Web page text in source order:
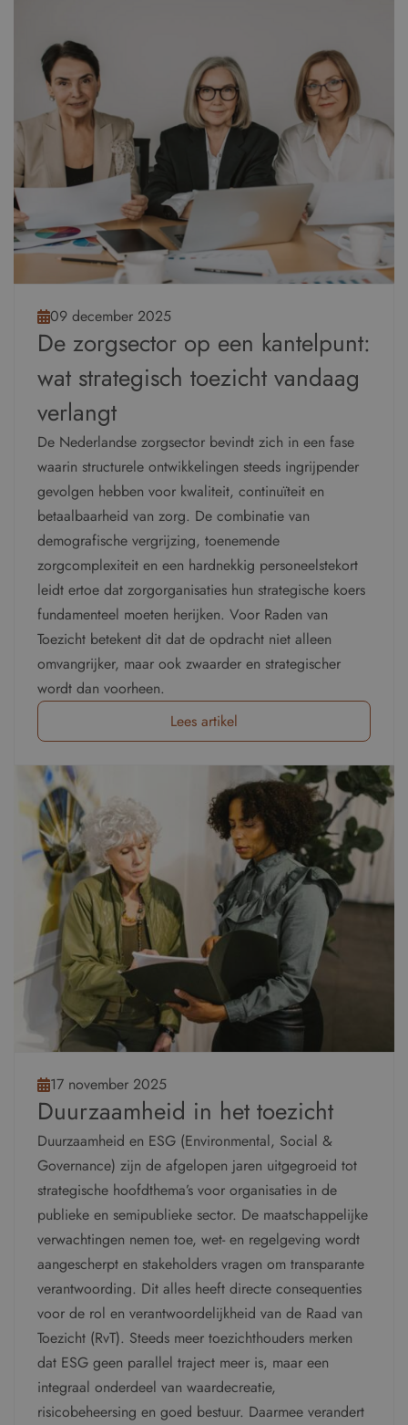
09 december 2025
De zorgsector op een kantelpunt:
wat strategisch toezicht vandaag
verlangt
De Nederlandse zorgsector bevindt zich in een fase
waarin structurele ontwikkelingen steeds ingrijpender
gevolgen hebben voor kwaliteit, continuïteit en
betaalbaarheid van zorg. De combinatie van
demografische vergrijzing, toenemende
zorgcomplexiteit en een hardnekkig personeelstekort
leidt ertoe dat zorgorganisaties hun strategische koers
fundamenteel moeten herijken. Voor Raden van
Toezicht betekent dit dat de opdracht niet alleen
omvangrijker, maar ook zwaarder en strategischer
wordt dan voorheen.
Lees artikel
17 november 2025
Duurzaamheid in het toezicht
Duurzaamheid en ESG (Environmental, Social &
Governance) zijn de afgelopen jaren uitgegroeid tot
strategische hoofdthema’s voor organisaties in de
publieke en semipublieke sector. De maatschappelijke
verwachtingen nemen toe, wet- en regelgeving wordt
aangescherpt en stakeholders vragen om transparante
verantwoording. Dit alles heeft directe consequenties
voor de rol en verantwoordelijkheid van de Raad van
Toezicht (RvT). Steeds meer toezichthouders merken
dat ESG geen parallel traject meer is, maar een
integraal onderdeel van waardecreatie,
risicobeheersing en goed bestuur. Daarmee verandert